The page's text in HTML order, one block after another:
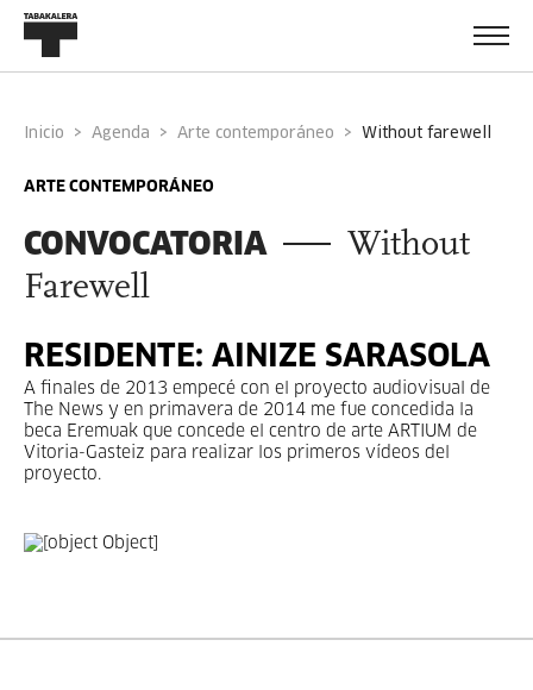
Inicio Agenda Arte contemporáneo without farewell
ARTE CONTEMPORÁNEO
CONVOCATORIA
Without
Farewell
RESIDENTE: AINIZE SARASOLA
A finales de 2013 empecé con el proyecto audiovisual de
The News y en primavera de 2014 me fue concedida la
beca Eremuak que concede el centro de arte ARTIUM de
Vitoria-Gasteiz para realizar los primeros vídeos del
proyecto.